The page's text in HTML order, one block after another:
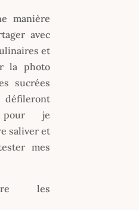
manière
avec
et
la photo
sucrées
pour je
saliver et
mes
les